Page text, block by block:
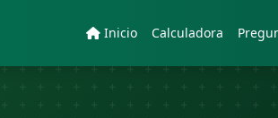
Inicio Calculadora